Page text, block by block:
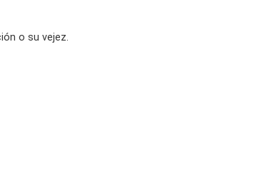
o su vejez.